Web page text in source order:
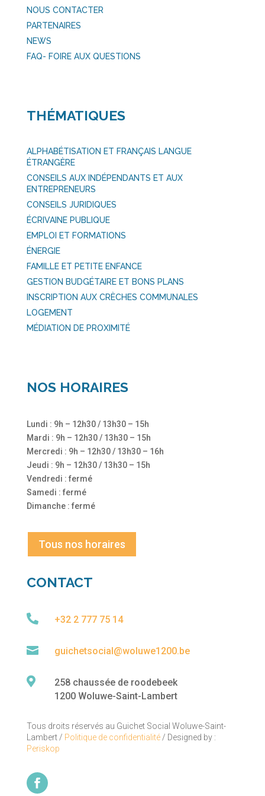
NOUS CONTACTER
PARTENAIRES
NEWS
FAQ- FOIRE AUX QUESTIONS
THÉMATIQUES
ALPHABÉTISATION ET FRANÇAIS LANGUE
ÉTRANGÈRE
CONSEILS AUX INDÉPENDANTS ET AUX
ENTREPRENEURS
CONSEILS JURIDIQUES
ÉCRIVAINE PUBLIQUE
EMPLOI ET FORMATIONS
ÉNERGIE
FAMILLE ET PETITE ENFANCE
GESTION BUDGÉTAIRE ET BONS PLANS
INSCRIPTION AUX CRÈCHES COMMUNALES
LOGEMENT
MÉDIATION DE PROXIMITÉ
NOS HORAIRES
Lundi : 9h – 12h30 / 13h30 – 15h
Mardi : 9h – 12h30 / 13h30 – 15h
Mercredi : 9h – 12h30 / 13h30 – 16h
Jeudi : 9h – 12h30 / 13h30 – 15h
Vendredi : fermé
Samedi : fermé
Dimanche : fermé
Tous nos horaires
CONTACT
 +32 2 777 75 14
 guichetsocial@woluwe1200.be

258 chaussée de roodebeek
1200 Woluwe-Saint-Lambert
Tous droits réservés au Guichet Social Woluwe-Saint-
Lambert / Politique de confidentialité/ Designed by :
Periskop